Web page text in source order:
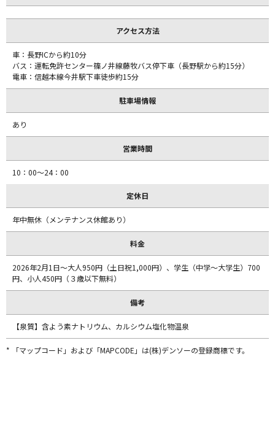
アクセス方法
車：長野ICから約10分
バス：運転免許センター篠ノ井線藤牧バス停下車（長野駅から約15分）
電車：信越本線今井駅下車徒歩約15分
駐車場情報
あり
営業時間
10：00～24：00
定休日
年中無休（メンテナンス休館あり）
料金
2026年2月1日～大人950円（土日祝1,000円）、学生（中学～大学生）700
円、小人450円（３歳以下無料）
備考
【泉質】含よう素ナトリウム、カルシウム塩化物温泉
* 「マップコード」および「MAPCODE」は(株)デンソーの登録商標です。